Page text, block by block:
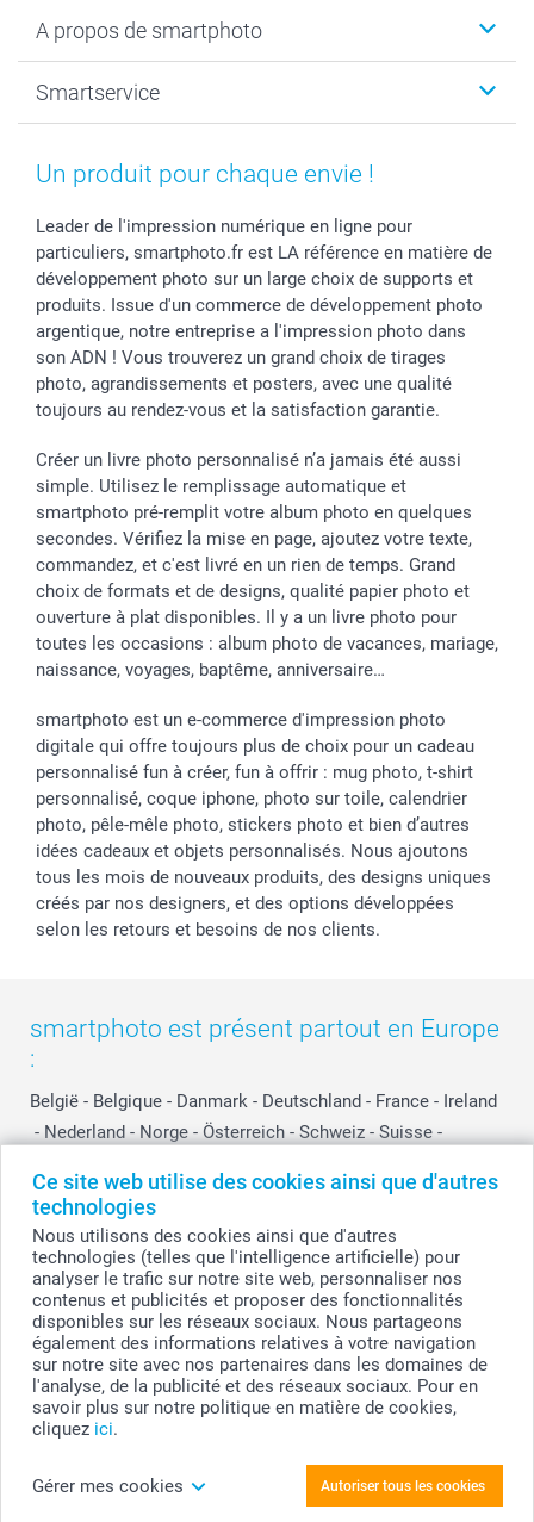
Ce site web utilise des cookies ainsi que d'autres
technologies
Nous utilisons des cookies ainsi que d'autres
technologies (telles que l'intelligence artificielle) pour
analyser le trafic sur notre site web, personnaliser nos
contenus et publicités et proposer des fonctionnalités
disponibles sur les réseaux sociaux. Nous partageons
également des informations relatives à votre navigation
sur notre site avec nos partenaires dans les domaines de
l'analyse, de la publicité et des réseaux sociaux. Pour en
savoir plus sur notre politique en matière de cookies,
cliquez ici.
Gérer mes cookies Autoriser tous les cookies
Tirage photo & agrandissement
Faire-part & Cartes
Coques smartphone
Cadres photo & accessoires déco
Dénicheur d'idées cadeau
Anniversaire
Naissance & baptême
Fête des Mères
Communion
Baptême
Toussaint
Rentrée des classes
Saint-Valentin
Vacances
A propos de smartphoto
Plan du site
Droit de rétraction
Vie privée
Gestion des cookies
Tarifs
Partenariats & Influence
Investisseurs
Smartservice
Aide
smartfriends
Livraison
Modes de paiement
Grandes quantités
Statut de ma commande
Un produit pour chaque envie !
Leader de l'impression numérique en ligne pour
particuliers, smartphoto.fr est LA référence en matière de
développement photo sur un large choix de supports et
produits. Issue d'un commerce de développement photo
argentique, notre entreprise a l'impression photo dans
son ADN ! Vous trouverez un grand choix de tirages
photo, agrandissements et posters, avec une qualité
toujours au rendez-vous et la satisfaction garantie.
Créer un livre photo personnalisé n’a jamais été aussi
simple. Utilisez le remplissage automatique et
smartphoto pré-remplit votre album photo en quelques
secondes. Vérifiez la mise en page, ajoutez votre texte,
commandez, et c'est livré en un rien de temps. Grand
choix de formats et de designs, qualité papier photo et
ouverture à plat disponibles. Il y a un livre photo pour
toutes les occasions : album photo de vacances, mariage,
naissance, voyages, baptême, anniversaire…
smartphoto est un e-commerce d'impression photo
digitale qui offre toujours plus de choix pour un cadeau
personnalisé fun à créer, fun à offrir : mug photo, t-shirt
personnalisé, coque iphone, photo sur toile, calendrier
photo, pêle-mêle photo, stickers photo et bien d’autres
idées cadeaux et objets personnalisés. Nous ajoutons
tous les mois de nouveaux produits, des designs uniques
créés par nos designers, et des options développées
selon les retours et besoins de nos clients.
smartphoto est présent partout en Europe
:
België - Belgique - Danmark - Deutschland - France - Ireland
- Nederland - Norge - Österreich - Schweiz - Suisse -
Other Countries
© smartphoto group. Tous droits réservés
smartphoto group SA.
Siège social : Kwatrechtsteenweg 160, 9230 Wetteren, Belgique
Numéro de TVA BE 0405.706.755
Numéro d'entreprise 0405.706.755.
Tous les prix sont en EURO (€), TVA incluse et hors frais de port.